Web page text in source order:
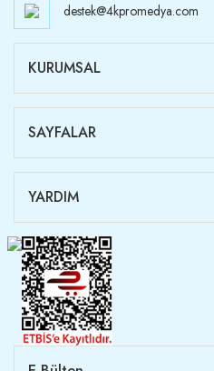
destek@4kpromedya.com
KURUMSAL
SAYFALAR
YARDIM